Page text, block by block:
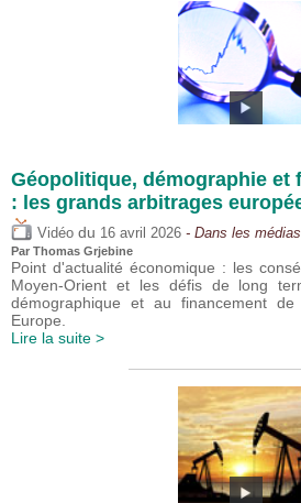
Géopolitique, démographie et
: les grands arbitrages
Vidéo du 16 avril 2026 - Dans les médias
Par Thomas Grjebine
Point d'actualité économique : les
Moyen-Orient et les défis de long
démographique et au financement
Europe.
Lire la suite >